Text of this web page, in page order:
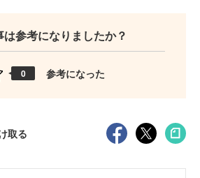
は参考になりましたか？
0 参考になった
取る